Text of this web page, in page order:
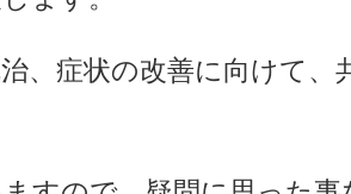
、症状の改善に向けて、